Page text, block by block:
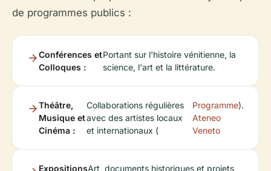
de programmes publics :
Conférences et
Colloques :
Portant sur l'histoire vénitienne, la
science, l'art et la littérature.
Théâtre,
Musique et
Cinéma :
Collaborations régulières
avec des artistes locaux
et internationaux (
Programme
Ateneo
Veneto
).
ExpositionsArt, documents historiques et projets